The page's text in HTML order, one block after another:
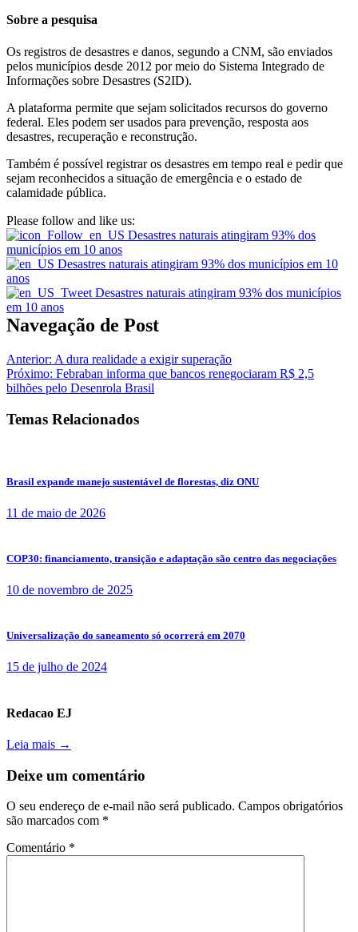
Sobre a pesquisa
Os registros de desastres e danos, segundo a CNM, são enviados
pelos municípios desde 2012 por meio do Sistema Integrado de
Informações sobre Desastres (S2ID).
A plataforma permite que sejam solicitados recursos do governo
federal. Eles podem ser usados para prevenção, resposta aos
desastres, recuperação e reconstrução.
Também é possível registrar os desastres em tempo real e pedir que
sejam reconhecidos a situação de emergência e o estado de
calamidade pública.
Please follow and like us:
Navegação de Post
Anterior: A dura realidade a exigir superação
Próximo: Febraban informa que bancos renegociaram R$ 2,5
bilhões pelo Desenrola Brasil
Temas Relacionados
Brasil expande manejo sustentável de florestas, diz ONU
11 de maio de 2026
COP30: financiamento, transição e adaptação são centro das negociações
10 de novembro de 2025
Universalização do saneamento só ocorrerá em 2070
15 de julho de 2024
Redacao EJ
Leia mais →
Deixe um comentário
O seu endereço de e-mail não será publicado. Campos obrigatórios
são marcados com *
Comentário *